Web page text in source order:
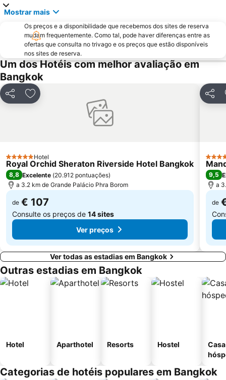
MRT Si Lom
Ramkhamhaeng
WEDDING EXPO
THAILAND INTERNATIONAL MOTOR EXPO
BTS Ari
Bangkok Port
BTS Ratchadamri
Baiyoke Tower II
Siam Paragon
FOOD FESTIVAL
Mostrar mais
Os preços e a disponibilidade que recebemos dos sites de reserva
mudam frequentemente. Como tal, pode haver diferenças entre as
ofertas que consulta no trivago e os preços que estão disponíveis
nos sites de reserva.
Um dos Hotéis com melhor avaliação em
Bangkok
PartilharAdicionar aos favoritos
5 EstrelasHotel
Royal Orchid Sheraton Riverside Hotel Bangkok
8,8 Excelente (20.912 pontuações)
a 3.2 km de Grande Palácio Phra Borom
de € 107
Consulte os preços de 14 sites
Ver preços
5
9,5
a
de
Ver todas as estadias em Bangkok
Outras estadias em Bangkok
Hotel Aparthotel Resorts Hostel
Categorias de hotéis populares em Bangkok